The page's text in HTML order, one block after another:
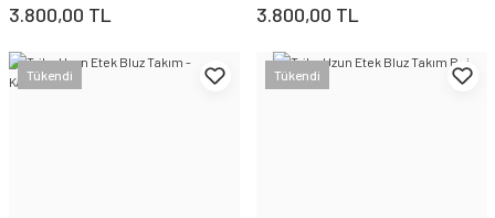
3.800,00 TL 3.800,00 TL
Tükendi Tükendi